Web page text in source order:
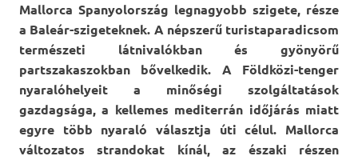
Mallorca Spanyolország legnagyobb szigete, része
a Baleár-szigeteknek. A népszerű turistaparadicsom
természeti látnivalókban és gyönyörű
partszakaszokban bővelkedik. A Földközi-tenger
nyaralóhelyeit a minőségi szolgáltatások
gazdagsága, a kellemes mediterrán időjárás miatt
egyre több nyaraló választja úti célul. Mallorca
változatos strandokat kínál, az északi részen